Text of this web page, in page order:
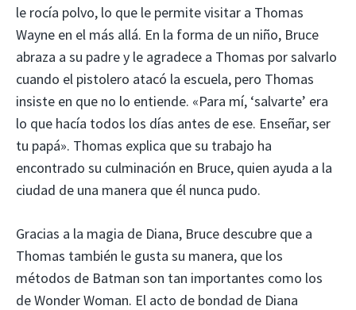
le rocía polvo, lo que le permite visitar a Thomas
Wayne en el más allá. En la forma de un niño, Bruce
abraza a su padre y le agradece a Thomas por salvarlo
cuando el pistolero atacó la escuela, pero Thomas
insiste en que no lo entiende. «Para mí, ‘salvarte’ era
lo que hacía todos los días antes de ese. Enseñar, ser
tu papá». Thomas explica que su trabajo ha
encontrado su culminación en Bruce, quien ayuda a la
ciudad de una manera que él nunca pudo.
Gracias a la magia de Diana, Bruce descubre que a
Thomas también le gusta su manera, que los
métodos de Batman son tan importantes como los
de Wonder Woman. El acto de bondad de Diana